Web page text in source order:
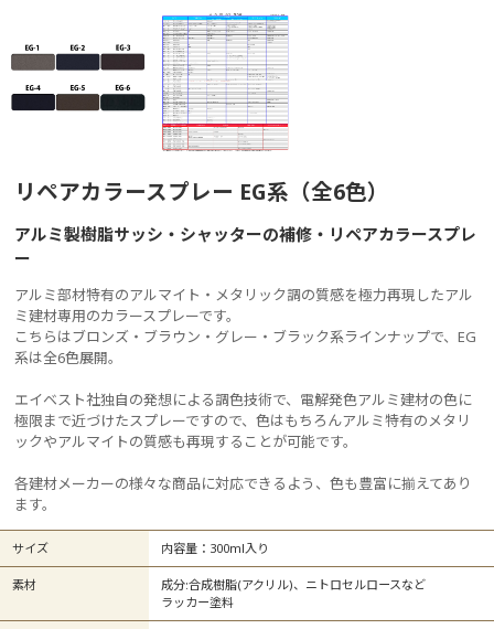
リペアカラースプレー EG系（全6色）
アルミ製樹脂サッシ・シャッターの補修・リペアカラースプレ
ー
アルミ部材特有のアルマイト・メタリック調の質感を極力再現したアル
ミ建材専用のカラースプレーです。
こちらはブロンズ・ブラウン・グレー・ブラック系ラインナップで、EG
系は全6色展開。
エイベスト社独自の発想による調色技術で、電解発色アルミ建材の色に
極限まで近づけたスプレーですので、色はもちろんアルミ特有のメタリ
ックやアルマイトの質感も再現することが可能です。
各建材メーカーの様々な商品に対応できるよう、色も豊富に揃えてあり
ます。
サイズ 内容量：300ml入り
素材
成分:合成樹脂(アクリル)、ニトロセルロースなど
ラッカー塗料